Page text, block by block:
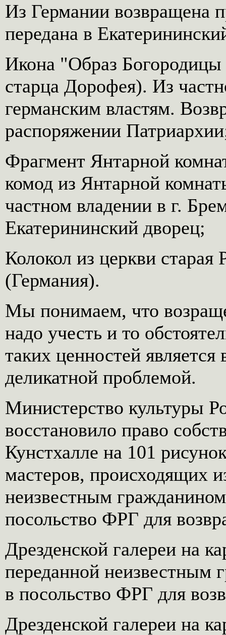
Из Германии возвращена
передана в
Икона "Образ
старца Дорофея). Из
германским властям.
распоряжении
Фрагмент Янтарной
комод из Янтарной
частном владении в г.
Екатерининский дворец;
Колокол из церкви старая
(Германия).
Мы понимаем, что
надо учесть и то
таких ценностей
деликатной проблемой.
Министерство культуры
восстановило право
Кунстхалле на 101
мастеров, происходящих
неизвестным
посольство ФРГ для
Дрезденской галереи на
переданной неизвестным
в посольство ФРГ для
Дрезденской галереи на